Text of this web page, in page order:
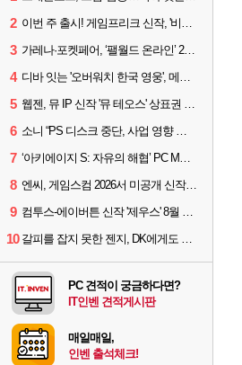
2 이번 주 출시! 게임프리크 신작, '비스트 오브 리인카네이션'
3 가레나·포켓페어, ‘팰월드 온라인’ 2026년 출시 예고
4 디바 잇는 '오버워치 한국 영웅', 메카 파일럿 디몬 나온다
5 웹젠, 뮤 IP 신작 '뮤 테오스' 상표권 출원
6 소니 “PS 디스크 중단, 사업 영향 없다”
7 ‘아키에이지 S: 자유의 해협’ PC MMORPG로 개발한다
8 엔씨, 게임스컴 2026서 미공개 신작 최초 공개
9 컴투스-에이버튼 신작 '제우스' 8월 26일 출시…"모두를 위한 경쟁"
10 갈피를 잡지 못한 젠지, DK에게도 0:2 패배
PC 견적이 궁금하다면?
IT인벤 견적게시판
매일매일,
인벤 출석체크!